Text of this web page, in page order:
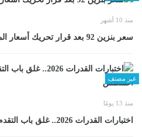
منذ 10 أشهر
سعر بنزين 92 بعد قرار تحريك أسعار المنتجات البترولية
غير مصنف
منذ 13 يومًا
اختبارات القدرات 2026.. غلق باب التقدم عبر موقع التنسيق 6 أغسطس